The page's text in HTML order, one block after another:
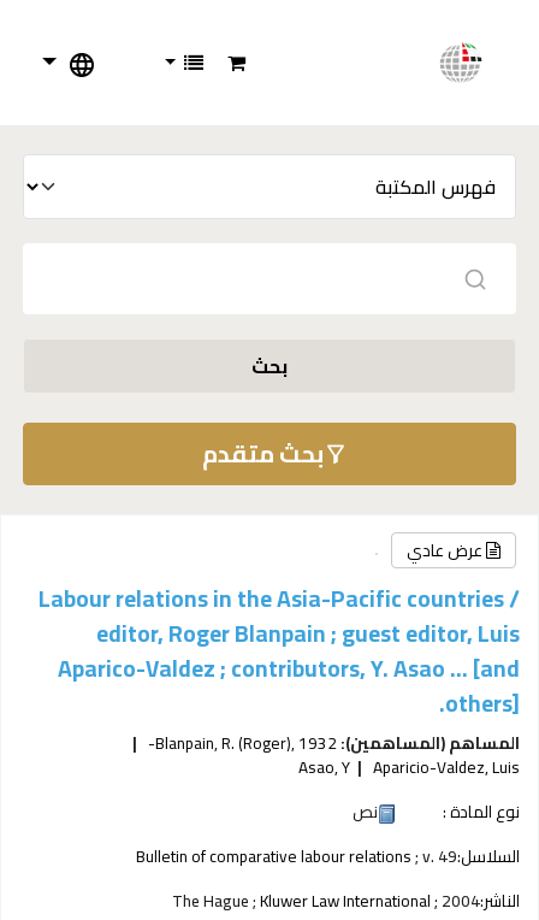
بحث
بحث متقدم
عرض عادي
Labour relations in the Asia-Pacific countries /
editor, Roger Blanpain ; guest editor, Luis
Aparico-Valdez ; contributors, Y. Asao ... [and
others].
المساهم (المساهمين): Blanpain, R. (Roger), 1932-
Aparicio-Valdez, Luis
Asao, Y
نوع المادة :
نص
السلاسل:
Bulletin of comparative labour relations; v. 49
الناشر:
The Hague ;Kluwer Law International ;2004